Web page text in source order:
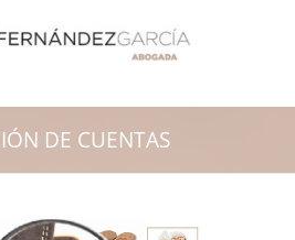
DE CUENTAS